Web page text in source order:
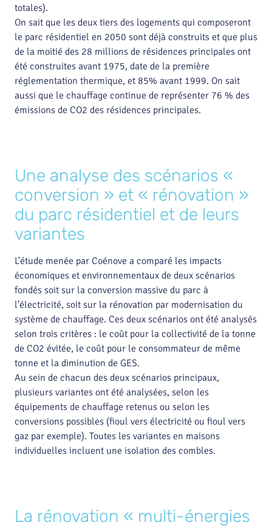
totales).
On sait que les deux tiers des logements qui composeront
le parc résidentiel en 2050 sont déjà construits et que plus
de la moitié des 28 millions de résidences principales ont
été construites avant 1975, date de la première
réglementation thermique, et 85% avant 1999. On sait
aussi que le chauffage continue de représenter 76 % des
émissions de CO2 des résidences principales.
Une analyse des scénarios «
conversion » et « rénovation »
du parc résidentiel et de leurs
variantes
L’étude menée par Coénove a comparé les impacts
économiques et environnementaux de deux scénarios
fondés soit sur la conversion massive du parc à
l’électricité, soit sur la rénovation par modernisation du
système de chauffage. Ces deux scénarios ont été analysés
selon trois critères : le coût pour la collectivité de la tonne
de CO2 évitée, le coût pour le consommateur de même
tonne et la diminution de GES.
Au sein de chacun des deux scénarios principaux,
plusieurs variantes ont été analysées, selon les
équipements de chauffage retenus ou selon les
conversions possibles (fioul vers électricité ou fioul vers
gaz par exemple). Toutes les variantes en maisons
individuelles incluent une isolation des combles.
La rénovation « multi-énergies